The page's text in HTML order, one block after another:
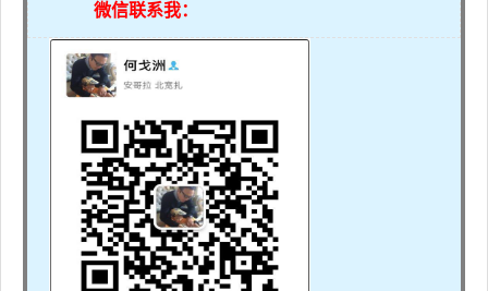
微信联系我：